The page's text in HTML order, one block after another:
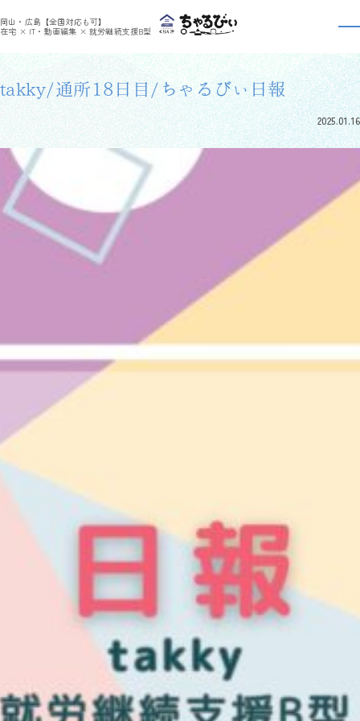
岡山・広島【全国対応も可】
在宅 × IT・動画編集 × 就労継続支援B型
利用者さんの日報 >
利用者さんの日報
takky/通所18日目/ちゃるびぃ日報
2025.01.16